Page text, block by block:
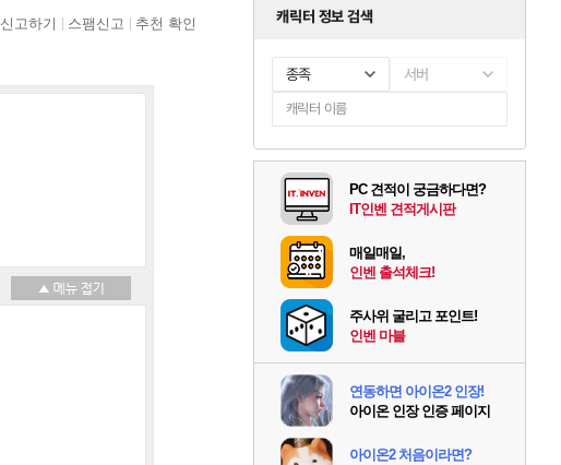
신고하기 스팸신고 추천 확인 캐릭터 정보 검색
종족 서버
PC 견적이 궁금하다면?
IT인벤 견적게시판
매일매일,
인벤 출석체크!
주사위 굴리고 포인트!
인벤 마블
연동하면 아이온2 인장!
아이온 인장 인증 페이지
아이온2 처음이라면?